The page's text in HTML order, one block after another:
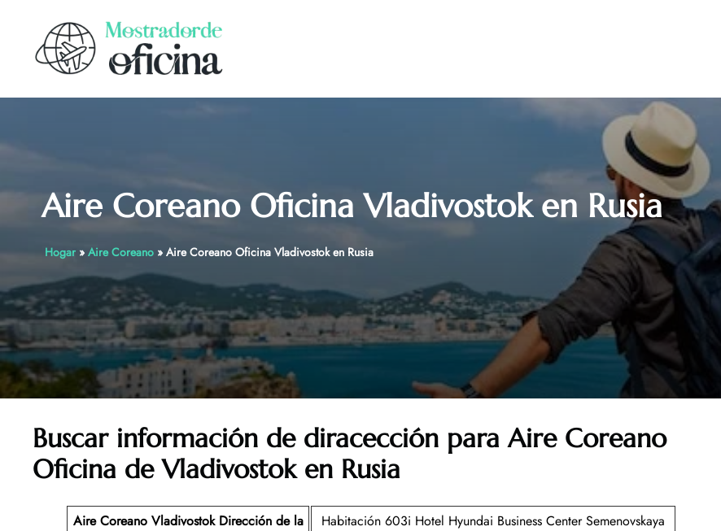
content
Aire Coreano Oficina Vladivostok en Rusia
Hogar» Aire Coreano» Aire Coreano Oficina Vladivostok en Rusia
Buscar información de diracección para Aire Coreano
Oficina de Vladivostok en Rusia
Aire Coreano Vladivostok Dirección de la
Habitación 603i Hotel Hyundai Business Center Semenovskaya